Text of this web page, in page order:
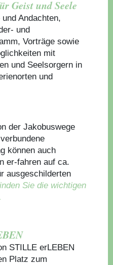
Geist und Seele
Andachten,
und
Vorträge sowie
mit
und Seelsorgern in
und
der Jakobuswege
können auch
er-fahren auf ca.
ausgeschilderten
Sie die wichtigen
STILLE erLEBEN
Platz zum